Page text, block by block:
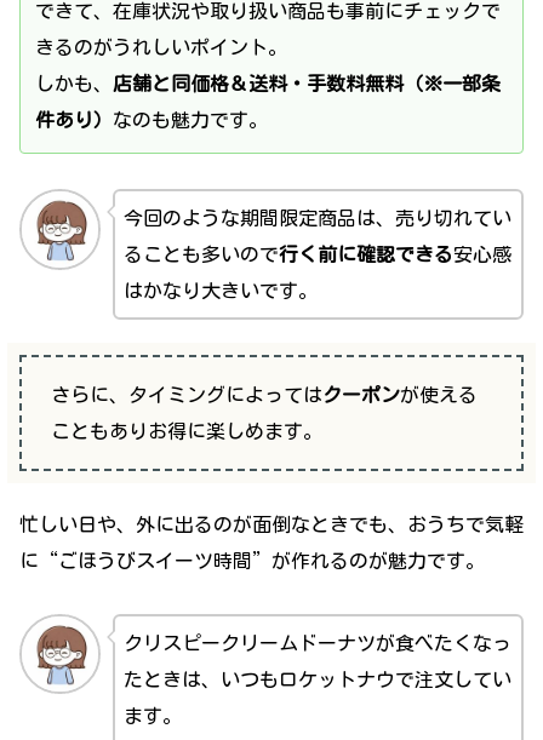
できて、在庫状況や取り扱い商品も事前にチェックで
きるのがうれしいポイント。
しかも、 店舗と同価格＆送料・手数料無料（※一部条
件あり） なのも魅力です。
今回のような期間限定商品は、売り切れてい
ることも多いので行く前に確認できる安心感
はかなり大きいです。
さらに、タイミングによってはクーポンが使える
こともありお得に楽しめます。
忙しい日や、外に出るのが面倒なときでも、おうちで気軽
に“ごほうびスイーツ時間”が作れるのが魅力です。
クリスピークリームドーナツが食べたくなっ
たときは、いつもロケットナウで注文してい
ます。